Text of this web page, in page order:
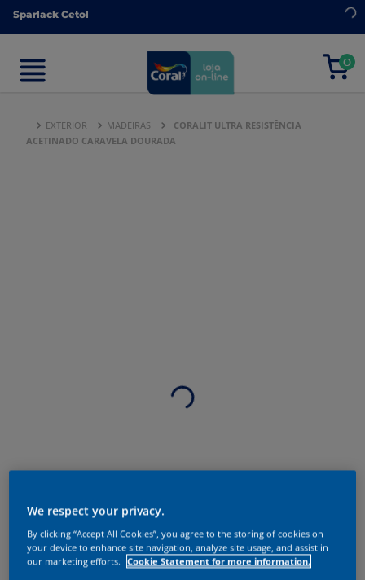
Sparlack Cetol
0
Sparlack Cetol
0
EXTERIOR MADEIRAS
CORALIT ULTRA RESISTÊNCIA
ACETINADO CARAVELA DOURADA
We respect your privacy.
By clicking “Accept All Cookies”, you agree to the storing of cookies on
your device to enhance site navigation, analyze site usage, and assist in
our marketing efforts.
Cookie Statement for more information.